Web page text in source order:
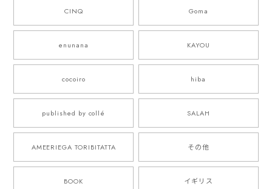
CINQ Goma
enunana KAYOU
cocoiro hiba
published by collé SALAH
AMEERIEGA TORIBITATTA その他
BOOK イギリス